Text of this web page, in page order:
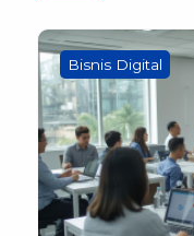
Bisnis Digital